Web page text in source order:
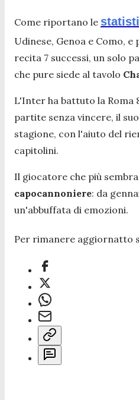
Come riportano le
Udinese, Genoa e Como,
recita 7 successi, un solo
che pure siede al tavolo
L'Inter ha battuto la Roma
partite senza vincere, il
stagione, con l'aiuto del
capitolini.
Il giocatore che più
capocannoniere: da
un'abbuffata di emozioni.
Per rimanere aggiornatto